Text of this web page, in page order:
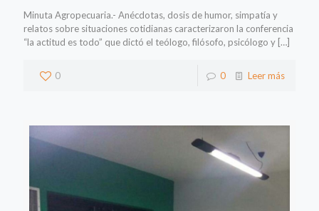
Minuta Agropecuaria.- Anécdotas, dosis de humor, simpatía y
relatos sobre situaciones cotidianas caracterizaron la conferencia
“la actitud es todo” que dictó el teólogo, filósofo, psicólogo y […]
0 0 Leer más